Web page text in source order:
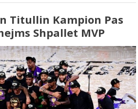
Titullin Kampion Pas
Shpallet MVP